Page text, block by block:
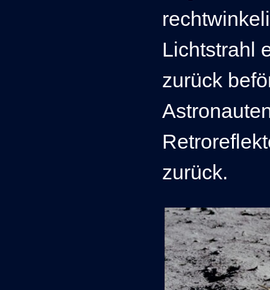
Lichtstrahl
zurück
zurück.